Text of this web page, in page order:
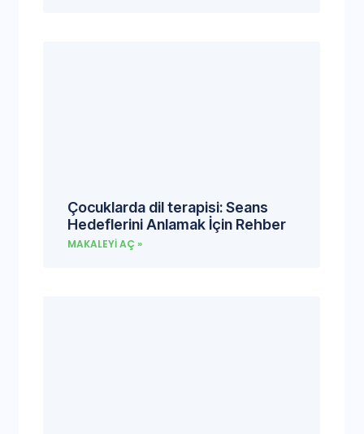
Çocuklarda dil terapisi: Seans
Hedeflerini Anlamak İçin Rehber
MAKALEYI AÇ »